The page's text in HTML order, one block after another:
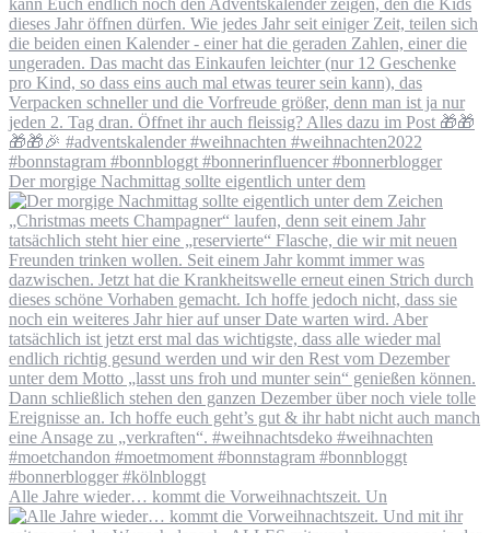
Der morgige Nachmittag sollte eigentlich unter dem
Alle Jahre wieder… kommt die Vorweihnachtszeit. Un